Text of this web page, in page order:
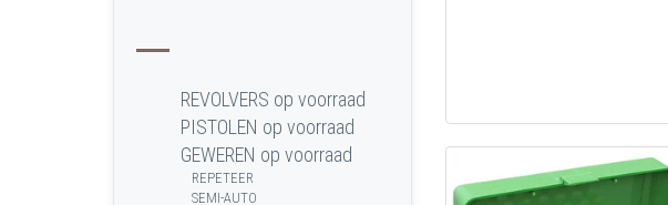
REVOLVERS op voorraad
PISTOLEN op voorraad
GEWEREN op voorraad
REPETEER
SEMI-AUTO